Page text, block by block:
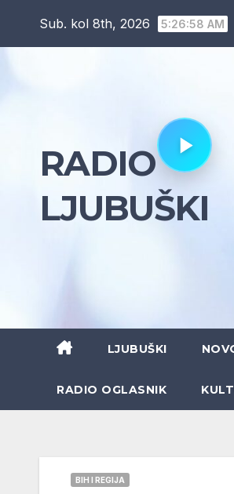
Sub. kol 8th, 2026 5:26:59 AM
RADIO
LJUBUŠKI
LJUBUŠKI
RADIO OGLASNIK
BIH I REGIJA